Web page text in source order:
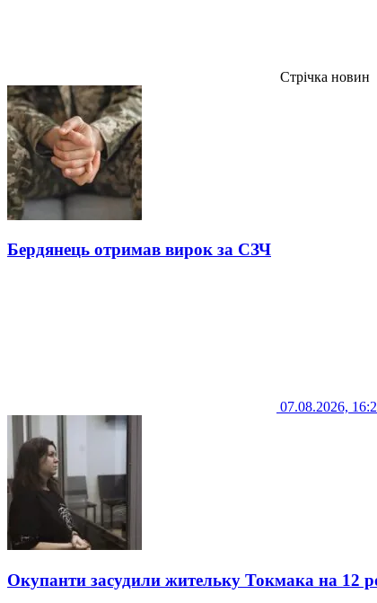
Стрічка новин
Бердянець отримав вирок за СЗЧ
07.08.2026,
Окупанти засудили жительку Токмака на 12